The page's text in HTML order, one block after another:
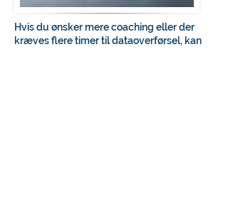
Hvis du ønsker mere coaching eller der
kræves flere timer til dataoverførsel, kan